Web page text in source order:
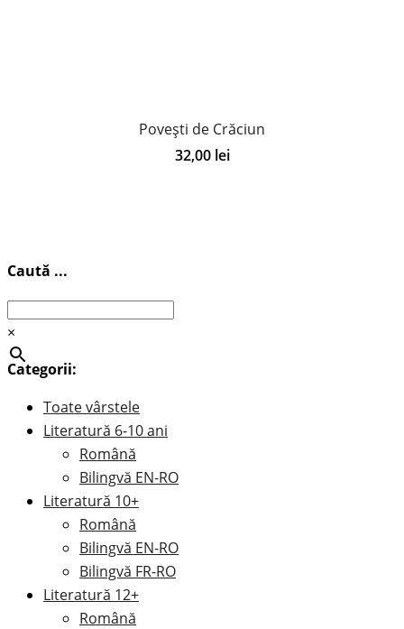
Povești de Crăciun
32,00 lei
Caută ...
×
Categorii:
Toate vârstele
Literatură 6-10 ani
Română
Bilingvă EN-RO
Literatură 10+
Română
Bilingvă EN-RO
Bilingvă FR-RO
Literatură 12+
Română